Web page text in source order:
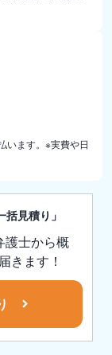
います。※実費や日
見積り」
護士から概
きます！